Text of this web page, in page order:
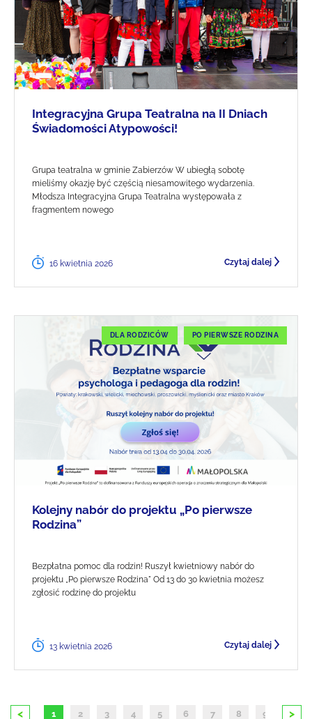
Integracyjna Grupa Teatralna na II Dniach
Świadomości Atypowości!
Grupa teatralna w gminie Zabierzów W ubiegłą sobotę
mieliśmy okazję być częścią niesamowitego wydarzenia.
Młodsza Integracyjna Grupa Teatralna występowała z
fragmentem nowego
16 kwietnia 2026 Czytaj dalej
DLA RODZICÓW PO PIERWSZE RODZINA
Kolejny nabór do projektu „Po pierwsze
Rodzina”
Bezpłatna pomoc dla rodzin! Ruszył kwietniowy nabór do
projektu „Po pierwsze Rodzina" Od 13 do 30 kwietnia możesz
zgłosić rodzinę do projektu
13 kwietnia 2026 Czytaj dalej
< 1 2 3 4 5 6 7 8 9 10
>